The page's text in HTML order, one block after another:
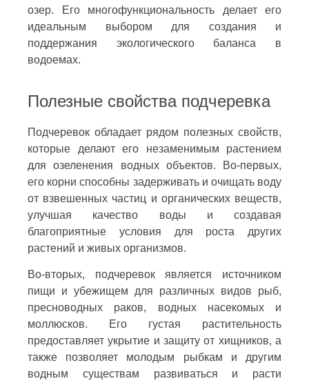
озер. Его многофункциональность делает его
идеальным выбором для создания и
поддержания экологического баланса в
водоемах.
Полезные свойства подчеревка
Подчеревок обладает рядом полезных свойств,
которые делают его незаменимым растением
для озеленения водных объектов. Во-первых,
его корни способны задерживать и очищать воду
от взвешенных частиц и органических веществ,
улучшая качество воды и создавая
благоприятные условия для роста других
растений и живых организмов.
Во-вторых, подчеревок является источником
пищи и убежищем для различных видов рыб,
пресноводных раков, водных насекомых и
моллюсков. Его густая растительность
предоставляет укрытие и защиту от хищников, а
также позволяет молодым рыбкам и другим
водным существам развиваться и расти